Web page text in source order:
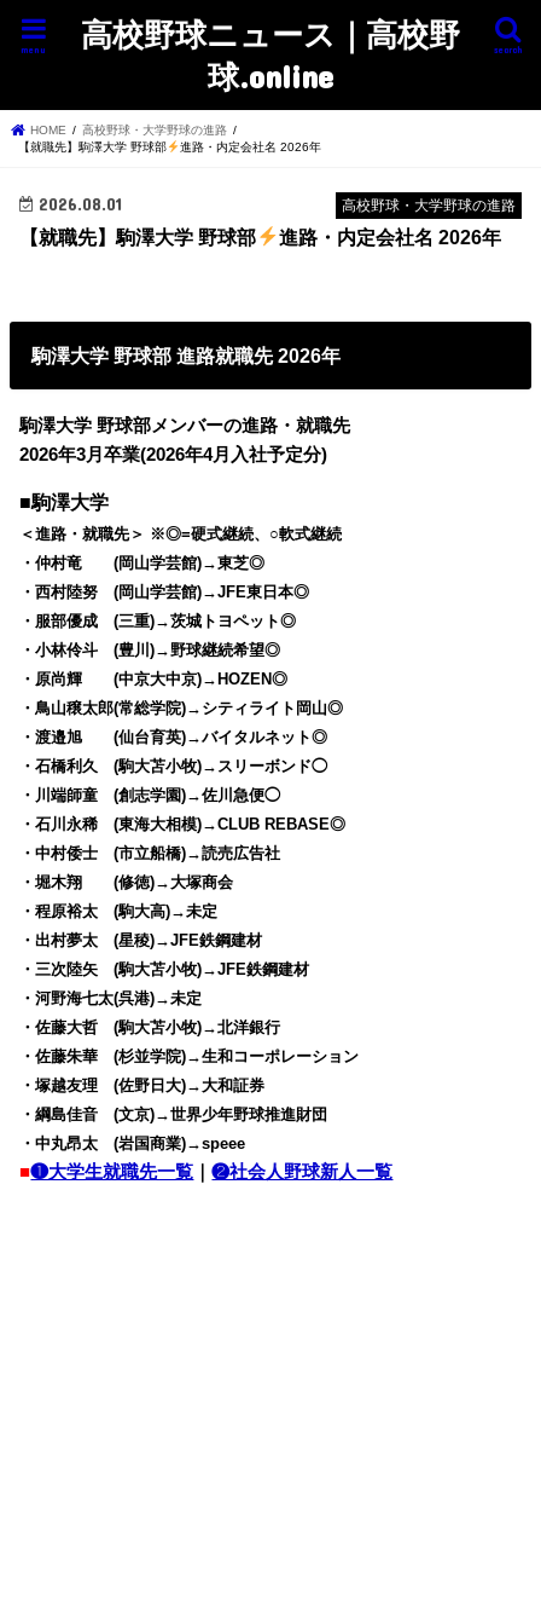
高校野球ニュース｜高校野
球.online
search
menu
HOME
高校野球・大学野球の進路
【就職先】駒澤大学 野球部
進路・内定会社名 2026年
高校野球・大学野球の進路
2026.08.01
【就職先】駒澤大学 野球部 進路・内定会社名 2026年
駒澤大学 野球部 進路就職先 2026年
駒澤大学 野球部メンバーの進路・就職先
2026年3月卒業(2026年4月入社予定分)
■駒澤大学
＜進路・就職先＞ ※◎=硬式継続、○軟式継続
・仲村竜 (岡山学芸館)→東芝◎
・西村陸努 (岡山学芸館)→JFE東日本◎
・服部優成 (三重)→茨城トヨペット◎
・小林伶斗 (豊川)→野球継続希望◎
・原尚輝 (中京大中京)→HOZEN◎
・鳥山穣太郎(常総学院)→シティライト岡山◎
・渡邉旭 (仙台育英)→バイタルネット◎
・石橋利久 (駒大苫小牧)→スリーボンド◯
・川端師童 (創志学園)→佐川急便◯
・石川永稀 (東海大相模)→CLUB REBASE◎
・中村倭士 (市立船橋)→読売広告社
・堀木翔 (修徳)→大塚商会
・程原裕太 (駒大高)→未定
・出村夢太 (星稜)→JFE鉄鋼建材
・三次陸矢 (駒大苫小牧)→JFE鉄鋼建材
・河野海七太(呉港)→未定
・佐藤大哲 (駒大苫小牧)→北洋銀行
・佐藤朱華 (杉並学院)→生和コーポレーション
・塚越友理 (佐野日大)→大和証券
・綱島佳音 (文京)→世界少年野球推進財団
・中丸昂太 (岩国商業)→speee
■❶大学生就職先一覧 ｜❷社会人野球新人一覧